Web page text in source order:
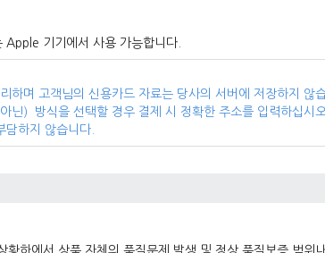
기기에서 사용 가능합니다.
며 고객님의 신용카드 자료는 당사의 서버에 저장하지 않
닌）방식을 선택할 경우 결제 시 정확한 주소를 입력하십
하지 않습니다.
황하에서 상품 자체의 품질문제 발생 및 정상 품질보증 범위